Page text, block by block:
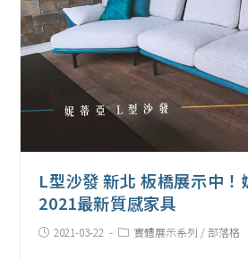
L型沙發 新北 板橋展示中！
2021最新質感家具
Post2021-03-22
Post實體展示系列 / 部落格